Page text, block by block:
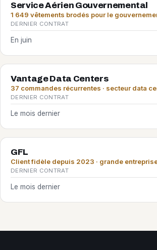
Service Aérien Gouvernemental
1 649 vêtements brodés pour le
DERNIER CONTRAT
En juin
Vantage Data Centers
37 commandes récurrentes · secteur data
DERNIER CONTRAT
Le mois dernier
GFL
Client fidèle depuis 2023 · grande
DERNIER CONTRAT
Le mois dernier